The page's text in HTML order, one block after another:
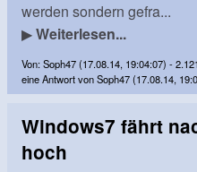
werden sondern gefra...
▶Weiterlesen...
Von: Soph47 (17.08.14, 19:04:07) -
eine Antwort von Soph47 (17.08.14,
Windows7 fährt
hoch